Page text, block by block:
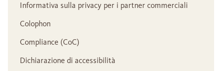
Informativa sulla privacy per i partner commerciali
Colophon
Compliance (CoC)
Dichiarazione di accessibilità